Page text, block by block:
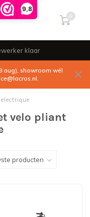
9,8
0
klaar
aug), showroom wél
.
velo pliant